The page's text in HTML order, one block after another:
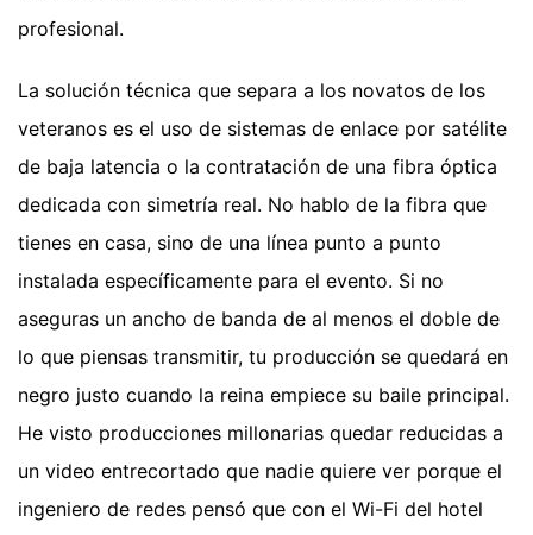
profesional.
La solución técnica que separa a los novatos de los
veteranos es el uso de sistemas de enlace por satélite
de baja latencia o la contratación de una fibra óptica
dedicada con simetría real. No hablo de la fibra que
tienes en casa, sino de una línea punto a punto
instalada específicamente para el evento. Si no
aseguras un ancho de banda de al menos el doble de
lo que piensas transmitir, tu producción se quedará en
negro justo cuando la reina empiece su baile principal.
He visto producciones millonarias quedar reducidas a
un video entrecortado que nadie quiere ver porque el
ingeniero de redes pensó que con el Wi-Fi del hotel